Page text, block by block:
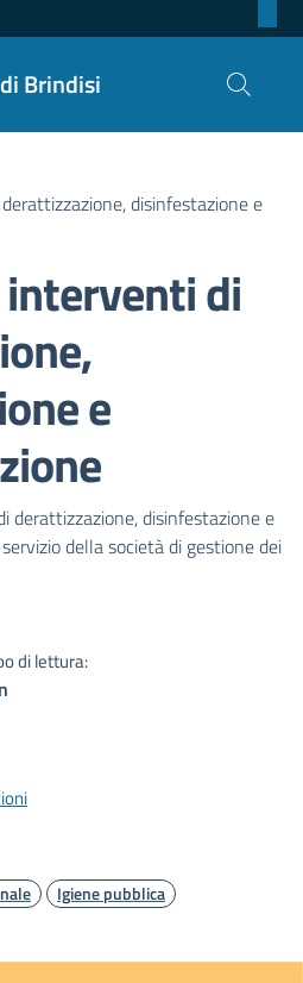
Brindisi
disinfestazione e
di
e
notizia
derattizzazione, disinfestazione e
della società di gestione dei
di lettura:
Igiene pubblica